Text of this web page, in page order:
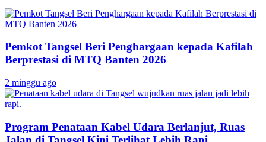
Pemkot Tangsel Beri Penghargaan kepada Kafilah
Berprestasi di MTQ Banten 2026
2 minggu ago
Program Penataan Kabel Udara Berlanjut, Ruas